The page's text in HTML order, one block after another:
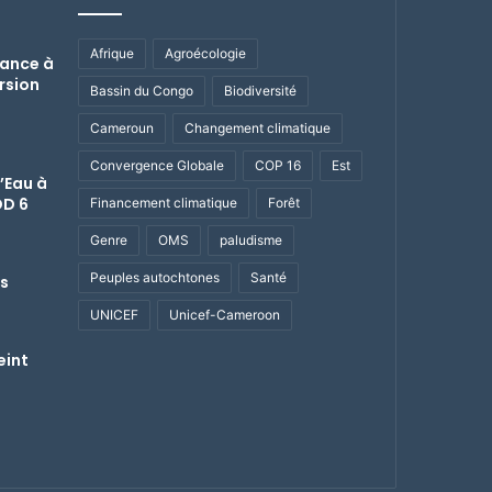
à
à
6
Afrique Agroécologie
Bassin du Congo Biodiversité
Cameroun Changement climatique
Convergence Globale COP 16 Est
Financement climatique Forêt
Genre OMS paludisme
Peuples autochtones Santé
UNICEF Unicef-Cameroon